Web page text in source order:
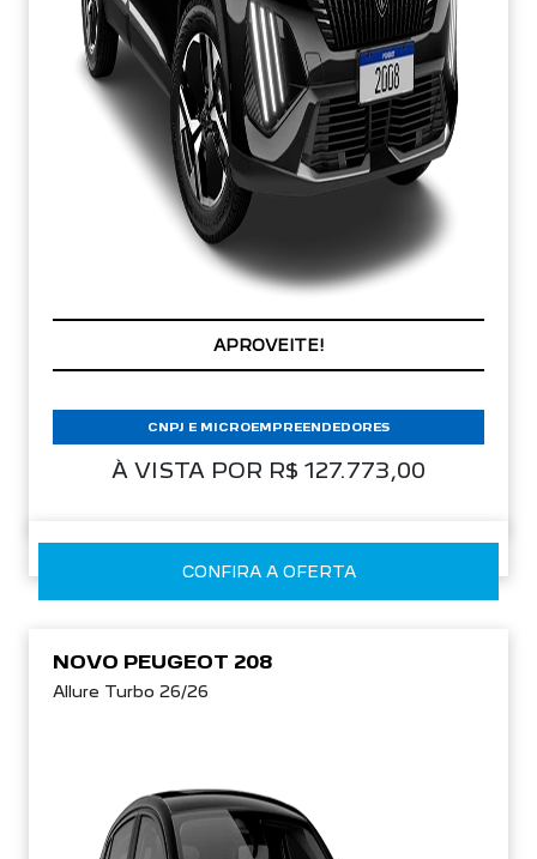
PREÇOS REDUZIDOS
À VISTA POR R$ 127.773,00
CNPJ E MICROEMPREENDEDORES
CONFIRA A OFERTA
NOVO PEUGEOT 208
Allure Turbo 26/26